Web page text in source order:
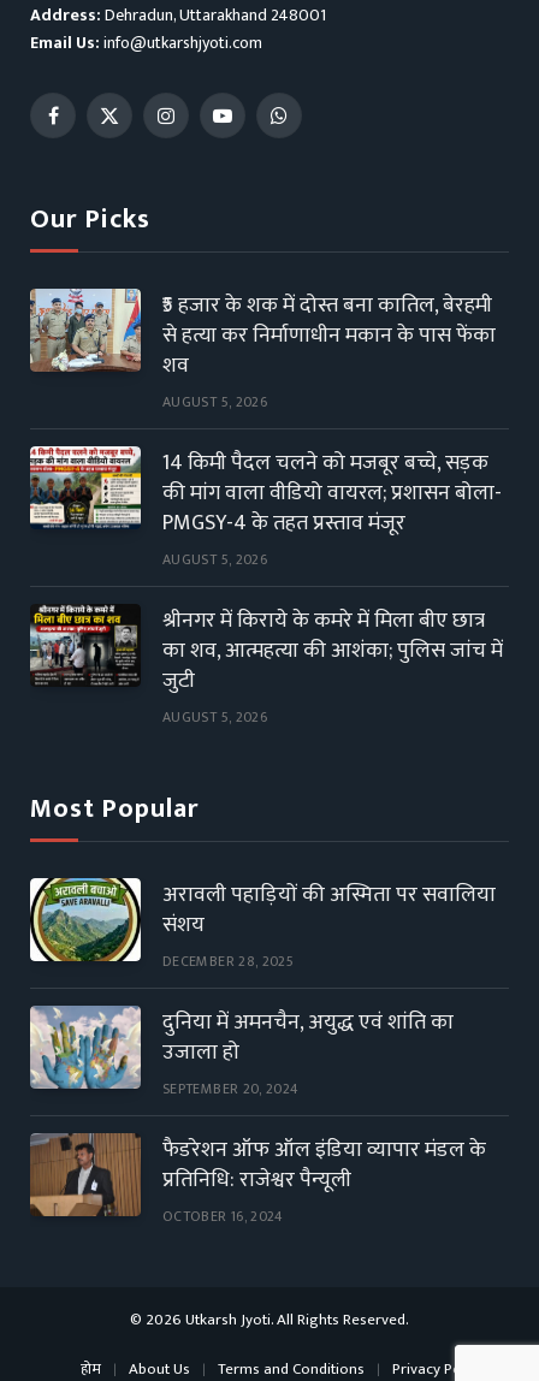
Address:Dehradun, Uttarakhand 248001
Email Us:info@utkarshjyoti.com
Facebook
X
InstagramYouTubeWhatsApp
Our Picks
₹5 हजार के शक में दोस्त बना कातिल, बेरहमी
से हत्या कर निर्माणाधीन मकान के पास फेंका
शव
AUGUST 5, 2026
14 किमी पैदल चलने को मजबूर बच्चे, सड़क
की मांग वाला वीडियो वायरल; प्रशासन बोला-
PMGSY-4 के तहत प्रस्ताव मंजूर
AUGUST 5, 2026
श्रीनगर में किराये के कमरे में मिला बीए छात्र
का शव, आत्महत्या की आशंका; पुलिस जांच में
जुटी
AUGUST 5, 2026
Most Popular
अरावली पहाड़ियों की अस्मिता पर सवालिया
संशय
DECEMBER 28, 2025
दुनिया में अमनचैन, अयुद्ध एवं शांति का
उजाला हो
SEPTEMBER 20, 2024
फैडरेशन ऑफ ऑल इंडिया व्यापार मंडल के
प्रतिनिधि: राजेश्वर पैन्यूली
OCTOBER 16, 2024
© 2026 Utkarsh Jyoti. All Rights Reserved.
होम
About Us Terms and Conditions Privacy Policy